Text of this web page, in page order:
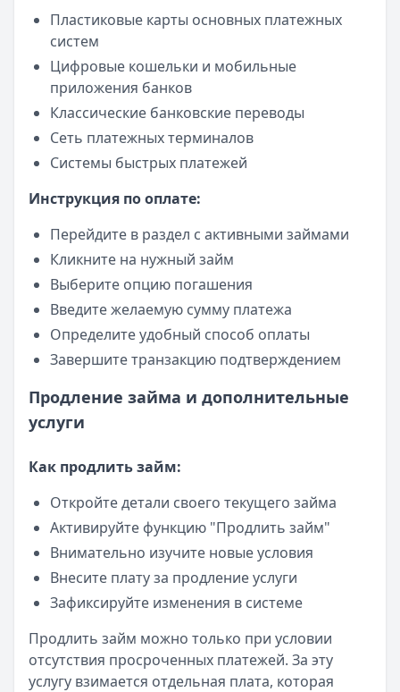
Пластиковые карты основных платежных
систем
Цифровые кошельки и мобильные
приложения банков
Классические банковские переводы
Сеть платежных терминалов
Системы быстрых платежей
Инструкция по оплате:
Перейдите в раздел с активными займами
Кликните на нужный займ
Выберите опцию погашения
Введите желаемую сумму платежа
Определите удобный способ оплаты
Завершите транзакцию подтверждением
Продление займа и дополнительные
услуги
Как продлить займ:
Откройте детали своего текущего займа
Активируйте функцию "Продлить займ"
Внимательно изучите новые условия
Внесите плату за продление услуги
Зафиксируйте изменения в системе
Продлить займ можно только при условии
отсутствия просроченных платежей. За эту
услугу взимается отдельная плата, которая